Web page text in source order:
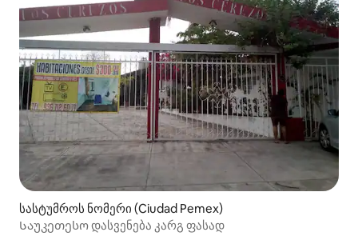
სასტუმროს ნომერი (Ciudad Pemex)
Საუკეთესო დასვენება კარგ ფასად